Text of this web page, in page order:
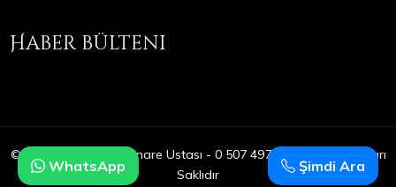
Haber bülteni
© Copyright 2025 | Minare Ustası - 0 507 497 05 09 | Tüm Hakları
Saklıdır
Şimdi Ara
WhatsApp